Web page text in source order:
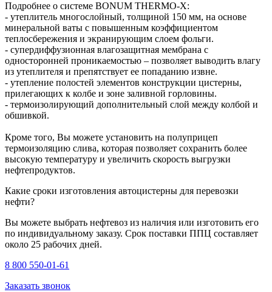
Подробнее о системе BONUM THERMO-X:
- утеплитель многослойный, толщиной 150 мм, на основе
минеральной ваты с повышенным коэффициентом
теплосбережения и экранирующим слоем фольги.
- супердиффузионная влагозащитная мембрана с
односторонней проникаемостью – позволяет выводить влагу
из утеплителя и препятствует ее попаданию извне.
- утепление полостей элементов конструкции цистерны,
прилегающих к колбе и зоне заливной горловины.
- термоизолирующий дополнительный слой между колбой и
обшивкой.
Кроме того, Вы можете установить на полуприцеп
термоизоляцию слива, которая позволяет сохранить более
высокую температуру и увеличить скорость выгрузки
нефтепродуктов.
Какие сроки изготовления автоцистерны для перевозки
нефти?
Вы можете выбрать нефтевоз из наличия или изготовить его
по индивидуальному заказу. Срок поставки ППЦ составляет
около 25 рабочих дней.
8 800 550-01-61
Заказать звонок